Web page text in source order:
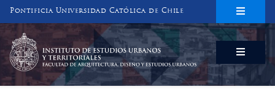
Pontificia Universidad Católica de Chile
INSTITUTO DE ESTUDIOS URBANOS
Y TERRITORIALES